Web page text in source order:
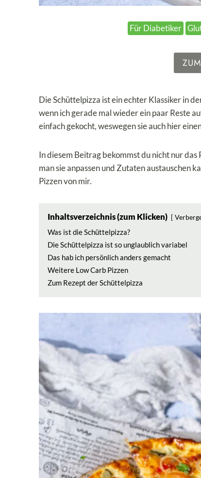
Für Diabetiker
Die Schüttelpizza ist ein echter Klassiker in
wenn ich gerade mal wieder ein paar Reste
einfach gekocht, weswegen sie auch hier
In diesem Beitrag bekommst du nicht nur
man sie anpassen und Zutaten austauschen
Pizzen von mir.
Inhaltsverzeichnis (zum Klicken)
Was ist die Schüttelpizza?
Die Schüttelpizza ist so unglaublich variabel
Das hab ich persönlich anders gemacht
Weitere Low Carb Pizzen
Zum Rezept der Schüttelpizza